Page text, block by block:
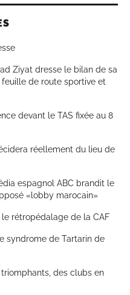
Ziyat dresse le bilan de sa
de route sportive et
devant le TAS fixée au 8
réellement du lieu de
espagnol ABC brandit le
«lobby marocain»
le rétropédalage de la CAF
syndrome de Tartarin de
des clubs en